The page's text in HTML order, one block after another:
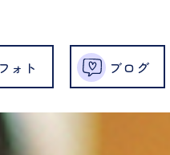
ォト ブログ